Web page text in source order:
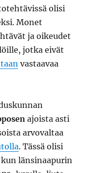
olisi
Monet
ja oikeudet
jotka eivät
vastaavaa
ajoista asti
arvovaltaa
. Tässä olisi
länsinaapurin